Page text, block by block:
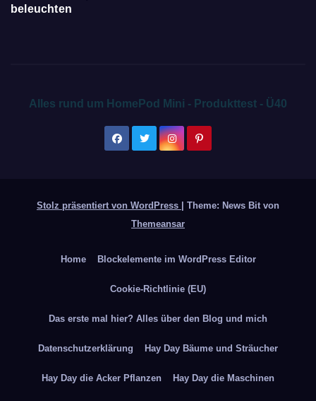
beleuchten
Alles rund um HomePod Mini - Produkttest - Ü40
Stolz präsentiert von WordPress | Theme: News Bit von
Themeansar
Home Blockelemente im WordPress Editor
Cookie-Richtlinie (EU)
Das erste mal hier? Alles über den Blog und mich
Datenschutzerklärung Hay Day Bäume und Sträucher
Hay Day die Acker Pflanzen Hay Day die Maschinen